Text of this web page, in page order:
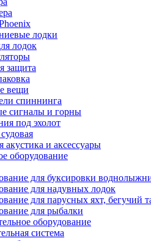
лодки
лодок
защита
вещи
спиннинга
сигналы и горны
под эхолот
акустика и аксессуары
оборудование
для буксировки
для надувных лодок
для парусных яхт, бегучий
для рыбалки
оборудование
система